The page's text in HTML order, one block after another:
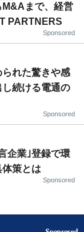
M&Aまで、経営
PARTNERS
Sponsored
られた驚きや感
続ける電通の
Sponsored
企業｣登録で環
策とは
Sponsored